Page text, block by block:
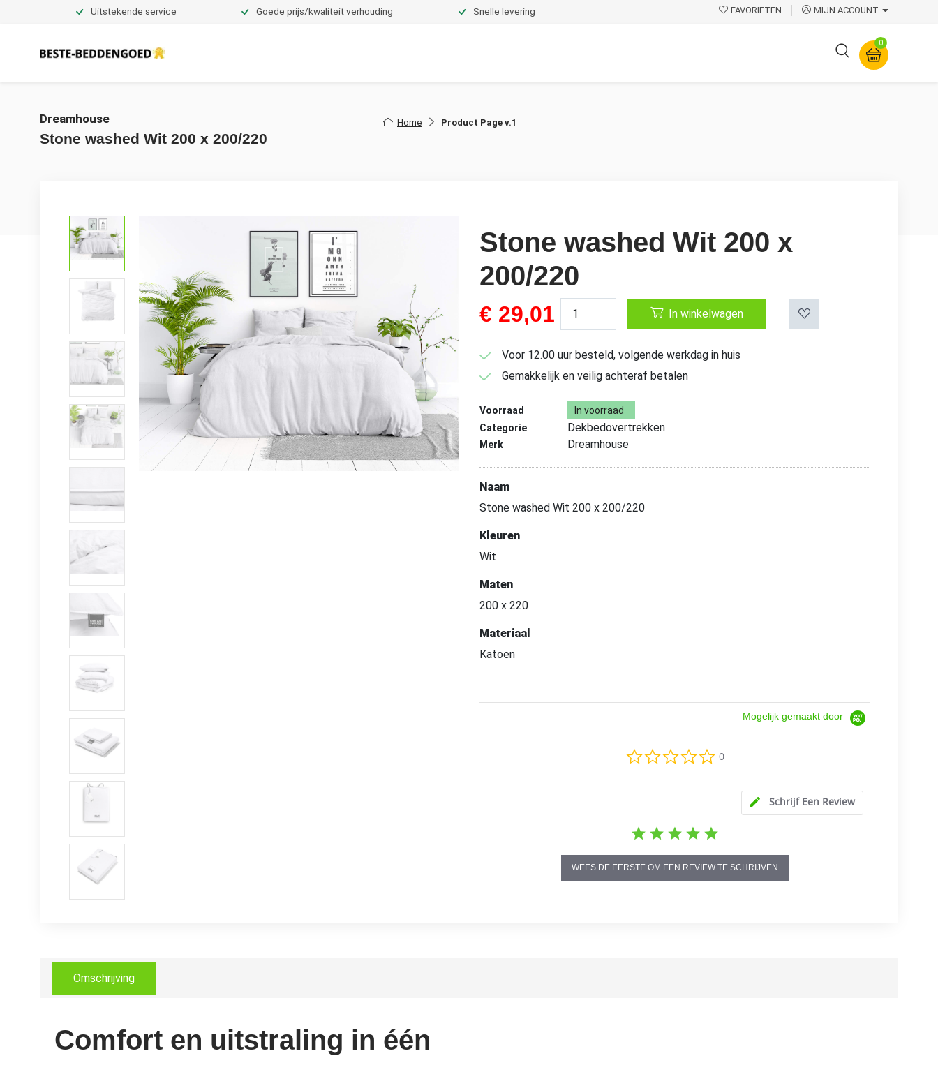
Uitstekende service Goede prijs/kwaliteit verhouding Snelle levering FAVORIETEN MIJN ACCOUNT
0
Home Product Page v.1
Dreamhouse
Stone washed Wit 200 x 200/220
Stone washed Wit 200 x
200/220
€ 29,01 In winkelwagen
Voor 12.00 uur besteld, volgende werkdag in huis
Gemakkelijk en veilig achteraf betalen
Voorraad
In voorraad
Categorie
Dekbedovertrekken
Merk Dreamhouse
Naam
Stone washed Wit 200 x 200/220
Kleuren
Wit
Maten
200 x 220
Materiaal
Katoen
Mogelijk gemaakt door
star
0
Schrijf Een Review
WEES DE EERSTE OM EEN REVIEW TE SCHRIJVEN
Omschrijving
Comfort en uitstraling in één